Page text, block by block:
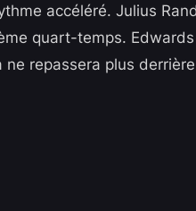
accéléré. Julius
quart-temps.
repassera plus